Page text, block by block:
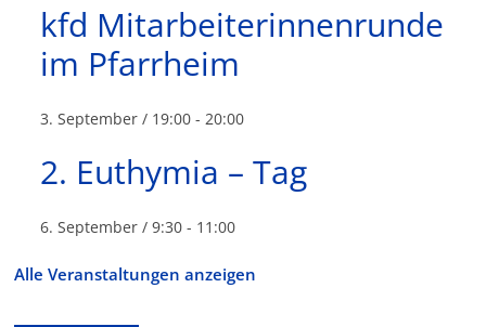
kfd Mitarbeiterinnenrunde
im Pfarrheim
3. September / 19:00 - 20:00
2. Euthymia – Tag
6. September / 9:30 - 11:00
Alle Veranstaltungen anzeigen